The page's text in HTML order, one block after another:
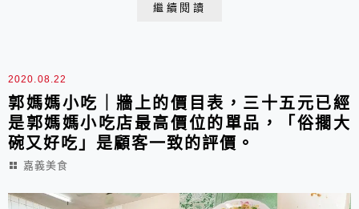
繼續閱讀
2020.08.22
郭媽媽小吃｜牆上的價目表，三十五元已經
是郭媽媽小吃店最高價位的單品，「俗擱大
碗又好吃」是顧客一致的評價。
嘉義美食